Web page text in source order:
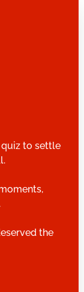
quiz to settle
the